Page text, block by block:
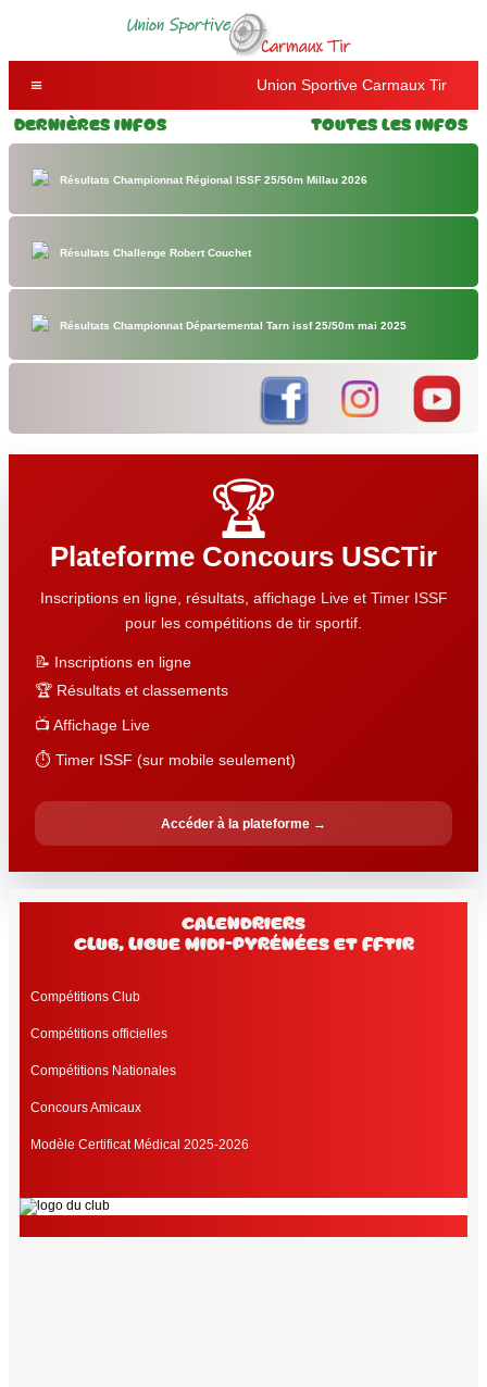
Union Sportive Carmaux Tir
Dernières Infos Toutes les Infos
Résultats Championnat Régional ISSF 25/50m Millau 2026
Résultats Challenge Robert Couchet
Résultats Championnat Départemental Tarn issf 25/50m mai 2025
🏆
Plateforme Concours USCTir
Inscriptions en ligne, résultats, affichage Live et Timer ISSF
pour les compétitions de tir sportif.
📝 Inscriptions en ligne
🏆 Résultats et classements
📺 Affichage Live
⏱️ Timer ISSF (sur mobile seulement)
Accéder à la plateforme →
Calendriers
club, Ligue Midi-Pyrénées et FFtir
Compétitions Club
Compétitions officielles
Compétitions Nationales
Concours Amicaux
Modèle Certificat Médical 2025-2026